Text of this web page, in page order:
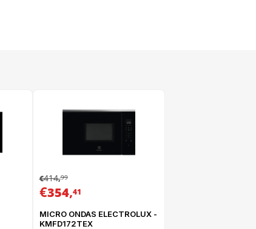
€414,99
€354,41
MICRO ONDAS ELECTROLUX -
KMFD172TEX